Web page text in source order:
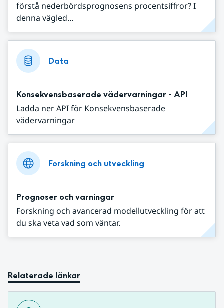
förstå nederbördsprognosens procentsiffror? I
denna vägled...
Data
Konsekvensbaserade vädervarningar - API
Ladda ner API för Konsekvensbaserade
vädervarningar
Forskning och utveckling
Prognoser och varningar
Forskning och avancerad modellutveckling för att
du ska veta vad som väntar.
Relaterade länkar